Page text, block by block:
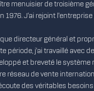
menuisier de troisième
1976. J'ai rejoint l'entreprise
directeur général et
période, j'ai travaillé avec
et breveté le système
réseau de vente
des véritables